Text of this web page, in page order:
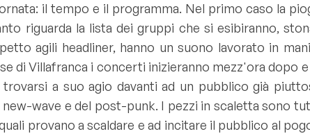
il tempo e il programma. Nel primo caso la
riguarda la lista dei gruppi che si esibiranno,
agili headliner, hanno un suono lavorato in
di Villafranca i concerti inizieranno mezz'ora dopo
a suo agio davanti ad un pubblico già
wave e del post-punk. I pezzi in scaletta sono
provano a scaldare e ad incitare il pubblico al